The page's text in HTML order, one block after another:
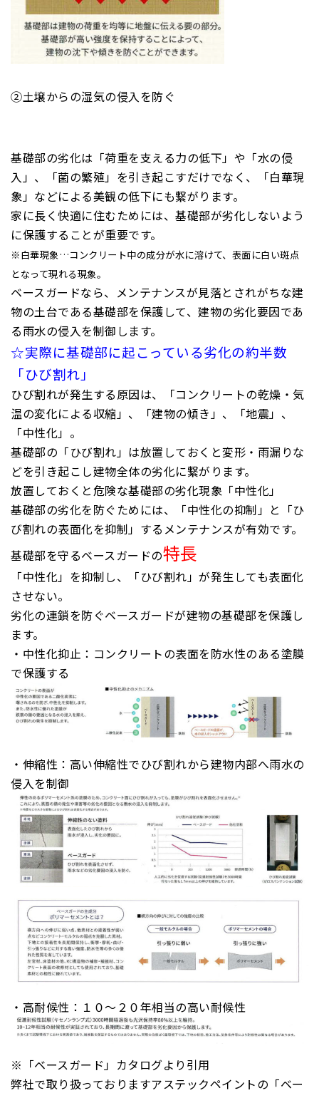
②土壌からの湿気の侵入を防ぐ
基礎部の劣化は「荷重を支える力の低下」や「水の侵
入」、「菌の繁殖」を引き起こすだけでなく、「白華現
象」などによる美観の低下にも繋がります。
家に長く快適に住むためには、基礎部が劣化しないよう
に保護することが重要です。
※白華現象…コンクリート中の成分が水に溶けて、表面に白い斑点
となって現れる現象。
ベースガードなら、メンテナンスが見落とされがちな建
物の土台である基礎部を保護して、建物の劣化要因であ
る雨水の侵入を制御します。
☆実際に基礎部に起こっている劣化の約半数
「ひび割れ」
ひび割れが発生する原因は、「コンクリートの乾燥・気
温の変化による収縮」、「建物の傾き」、「地震」、
「中性化」。
基礎部の「ひび割れ」は放置しておくと変形・雨漏りな
どを引き起こし建物全体の劣化に繋がります。
放置しておくと危険な基礎部の劣化現象「中性化」
基礎部の劣化を防ぐためには、「中性化の抑制」と「ひ
び割れの表面化を抑制」するメンテナンスが有効です。
基礎部を守るベースガードの特長
「中性化」を抑制し、「ひび割れ」が発生しても表面化
させない。
劣化の連鎖を防ぐベースガードが建物の基礎部を保護し
ます。
・中性化抑止：コンクリートの表面を防水性のある塗膜
で保護する
・伸縮性：高い伸縮性でひび割れから建物内部へ雨水の
侵入を制御
・高耐候性：１０～２０年相当の高い耐候性
※ 「ベースガード」カタログより引用
弊社で取り扱っておりますアステックペイントの「ベー